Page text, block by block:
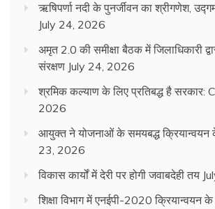
ऋषिपर्णा नदी के पुनर्जीवन का श्रीगणेश, उद्गम
July 24, 2026
अमृत 2.0 की समीक्षा बैठक में जिलाधिकारी
संरक्षण July 24, 2026
श्रमिक कल्याण के लिए प्रतिबद्ध है सरकार:
2026
आयुक्त ने योजनाओं के समयबद्ध क्रियान्वयन के
23, 2026
विकास कार्यों में देरी पर होगी जवाबदेही तय
शिक्षा विभाग में एनईपी-2020 क्रियान्वयन